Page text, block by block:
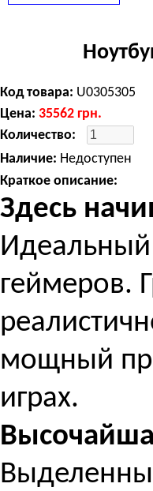
Код товара: U0305305
Цена: 35562 грн.
Количество:
Наличие: Недоступен
Краткое описание:
Здесь
геймеров.
мощный
играх.